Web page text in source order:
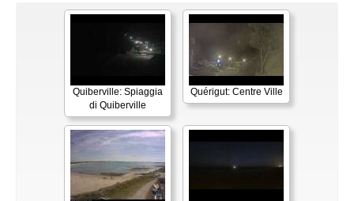
Quiberville: Spiaggia
di Quiberville
Quérigut: Centre Ville